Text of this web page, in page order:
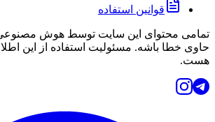
قوانین استفاده
تمامی محتوای این سایت توسط هوش مصنوعی
حاوی خطا باشه. مسئولیت استفاده از این
هست.